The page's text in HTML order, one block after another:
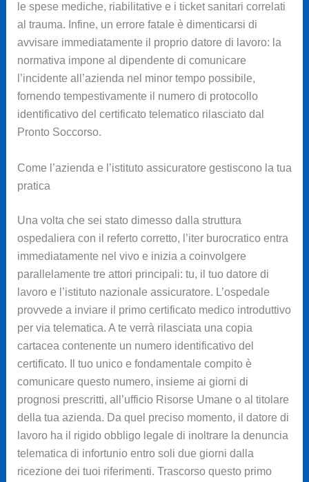
le spese mediche, riabilitative e i ticket sanitari correlati
al trauma. Infine, un errore fatale è dimenticarsi di
avvisare immediatamente il proprio datore di lavoro: la
normativa impone al dipendente di comunicare
l’incidente all’azienda nel minor tempo possibile,
fornendo tempestivamente il numero di protocollo
identificativo del certificato telematico rilasciato dal
Pronto Soccorso.
Come l’azienda e l’istituto assicuratore gestiscono la tua
pratica
Una volta che sei stato dimesso dalla struttura
ospedaliera con il referto corretto, l’iter burocratico entra
immediatamente nel vivo e inizia a coinvolgere
parallelamente tre attori principali: tu, il tuo datore di
lavoro e l’istituto nazionale assicuratore. L’ospedale
provvede a inviare il primo certificato medico introduttivo
per via telematica. A te verrà rilasciata una copia
cartacea contenente un numero identificativo del
certificato. Il tuo unico e fondamentale compito è
comunicare questo numero, insieme ai giorni di
prognosi prescritti, all’ufficio Risorse Umane o al titolare
della tua azienda. Da quel preciso momento, il datore di
lavoro ha il rigido obbligo legale di inoltrare la denuncia
telematica di infortunio entro soli due giorni dalla
ricezione dei tuoi riferimenti. Trascorso questo primo